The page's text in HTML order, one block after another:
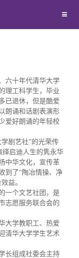
六十年代清华大学
理工科学生，毕业
已退休，但是酷爱
朗诵和话剧表演形
爱好朗诵的年轻校
剧艺社”的光荣传
绎启迪人生的隽永华
中华文化，宣传革
到了“陶冶情操、净
益。
一个文艺社团，是
志愿服务联合会的
大学教职工、热爱
清华大学学生艺术
长组成社委会主持